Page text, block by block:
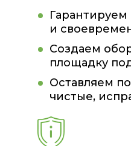
и
Создаем
площадку
Оставляем
чистые,